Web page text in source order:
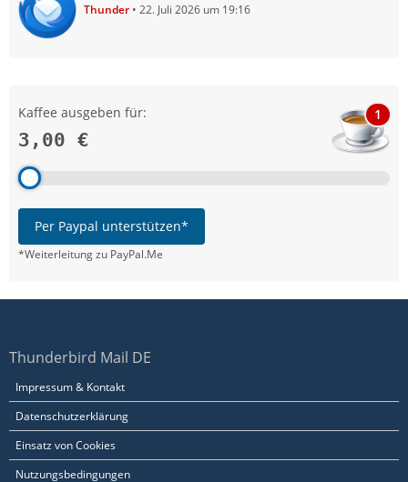
Thunder 22. Juli 2026 um 19:16
Kaffee ausgeben für:
3,00 €
1
Per Paypal unterstützen*
*Weiterleitung zu PayPal.Me
Thunderbird Mail DE
Impressum & Kontakt
Datenschutzerklärung
Einsatz von Cookies
Nutzungsbedingungen